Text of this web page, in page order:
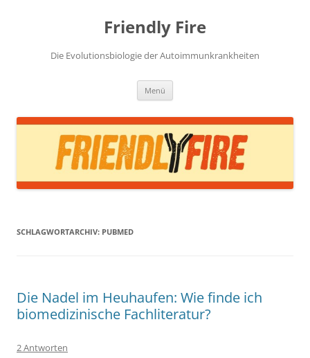
Friendly Fire
Die Evolutionsbiologie der Autoimmunkrankheiten
Menü
SCHLAGWORTARCHIV: PUBMED
Die Nadel im Heuhaufen: Wie finde ich
biomedizinische Fachliteratur?
2 Antworten